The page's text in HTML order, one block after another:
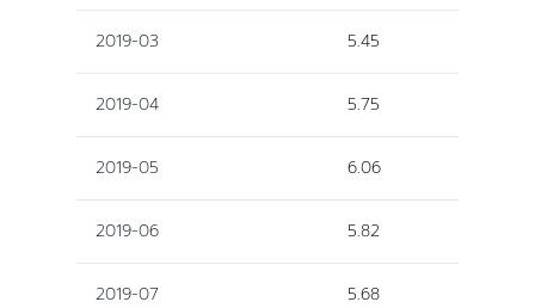
2019-03 5.45
2019-04 5.75
2019-05 6.06
2019-06 5.82
2019-07 5.68